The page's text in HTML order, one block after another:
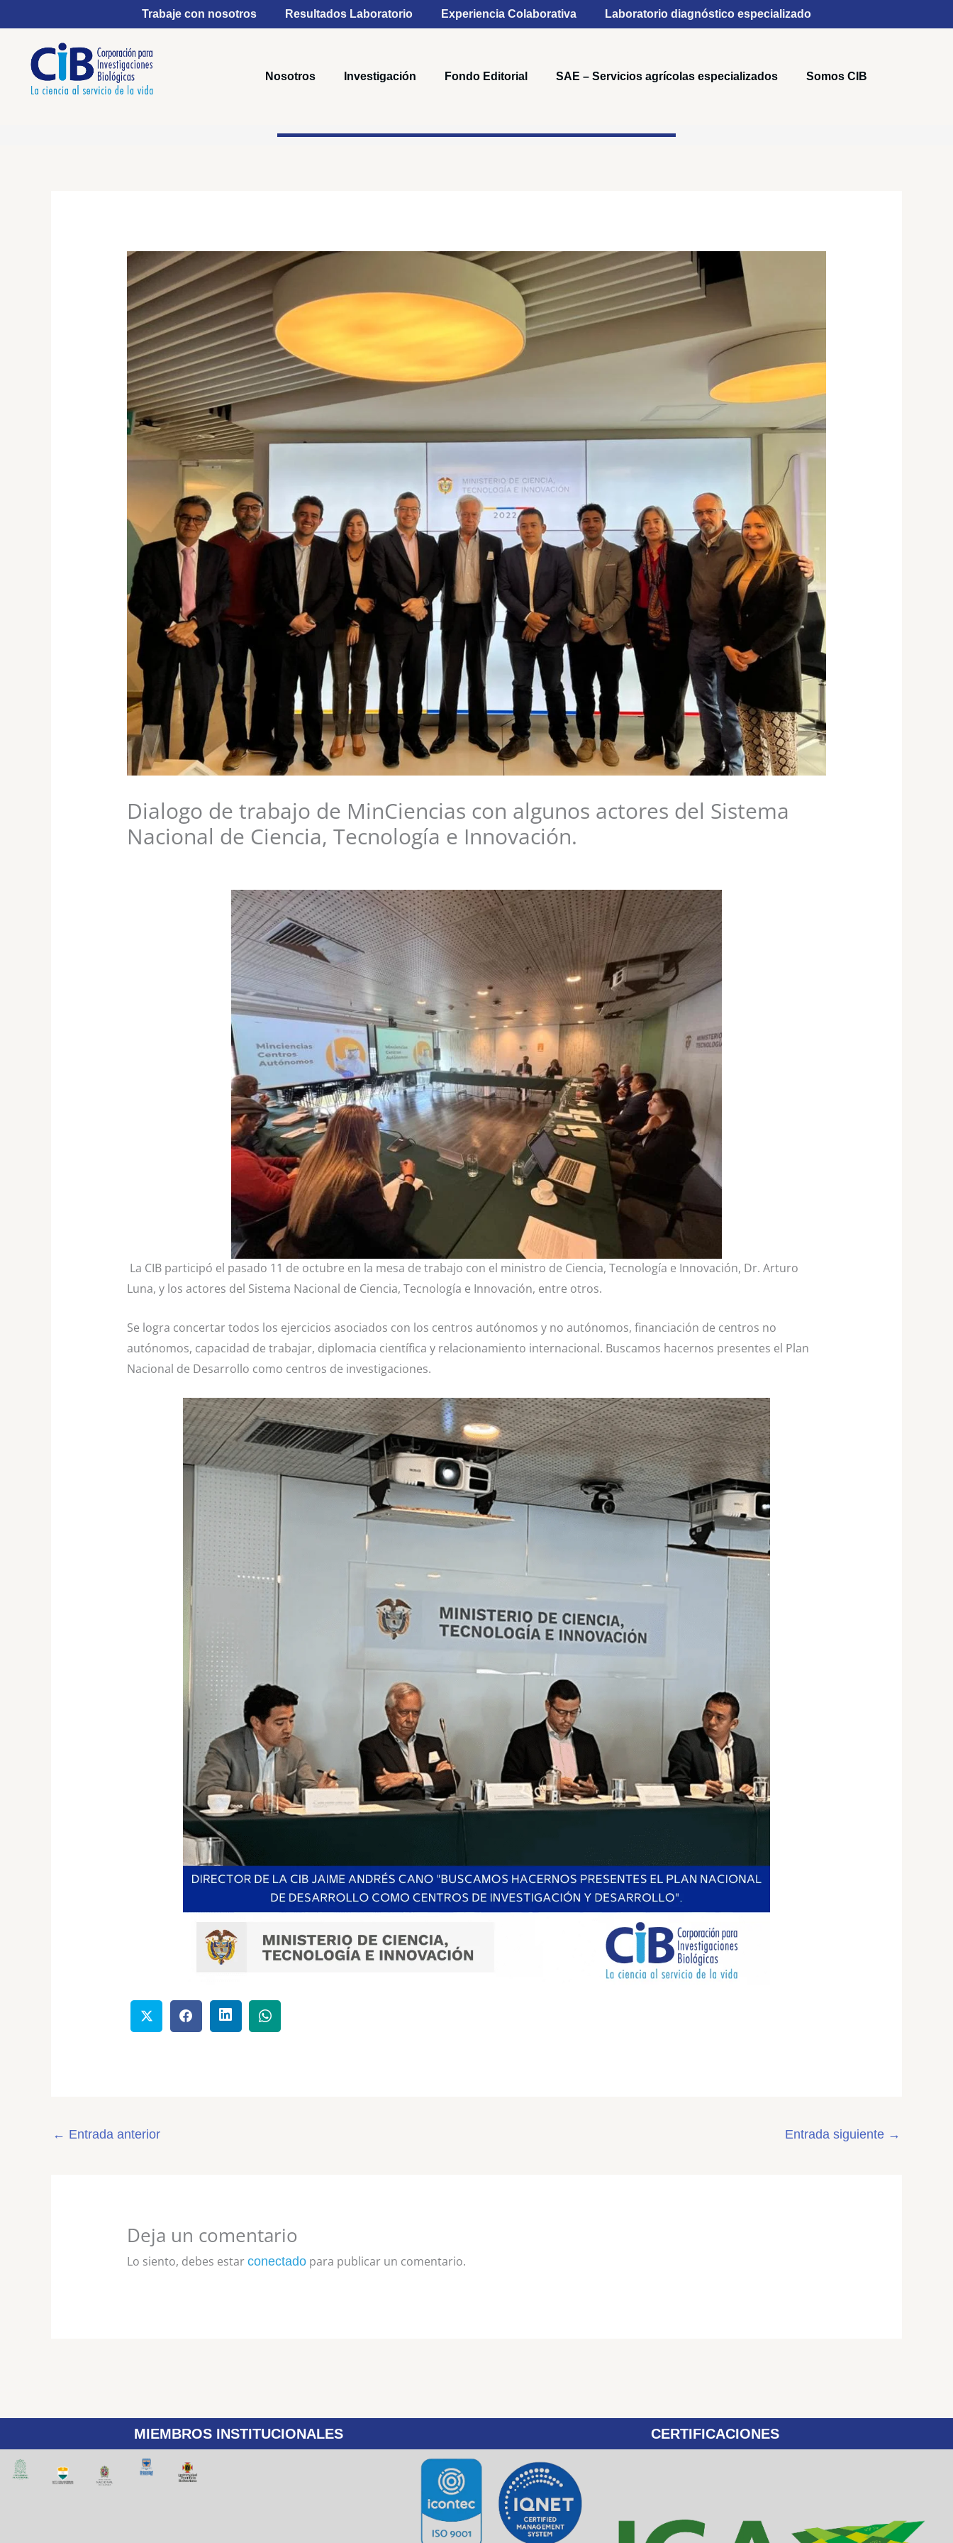
contenido
Trabaje con nosotros Resultados Laboratorio Experiencia Colaborativa Laboratorio diagnóstico especializado
Nosotros Investigación Fondo Editorial SAE – Servicios agrícolas especializados Somos CIB
Dialogo de trabajo de MinCiencias con algunos actores del Sistema
Nacional de Ciencia, Tecnología e Innovación.
La CIB participó el pasado 11 de octubre en la mesa de trabajo con el ministro de Ciencia, Tecnología e Innovación, Dr. Arturo
Luna, y los actores del Sistema Nacional de Ciencia, Tecnología e Innovación, entre otros.
Se logra concertar todos los ejercicios asociados con los centros autónomos y no autónomos, financiación de centros no
autónomos, capacidad de trabajar, diplomacia científica y relacionamiento internacional. Buscamos hacernos presentes el Plan
Nacional de Desarrollo como centros de investigaciones.
← Entrada anterior Entrada siguiente →
Deja un comentario
Lo siento, debes estar conectadopara publicar un comentario.
MIEMBROS INSTITUCIONALES CERTIFICACIONES